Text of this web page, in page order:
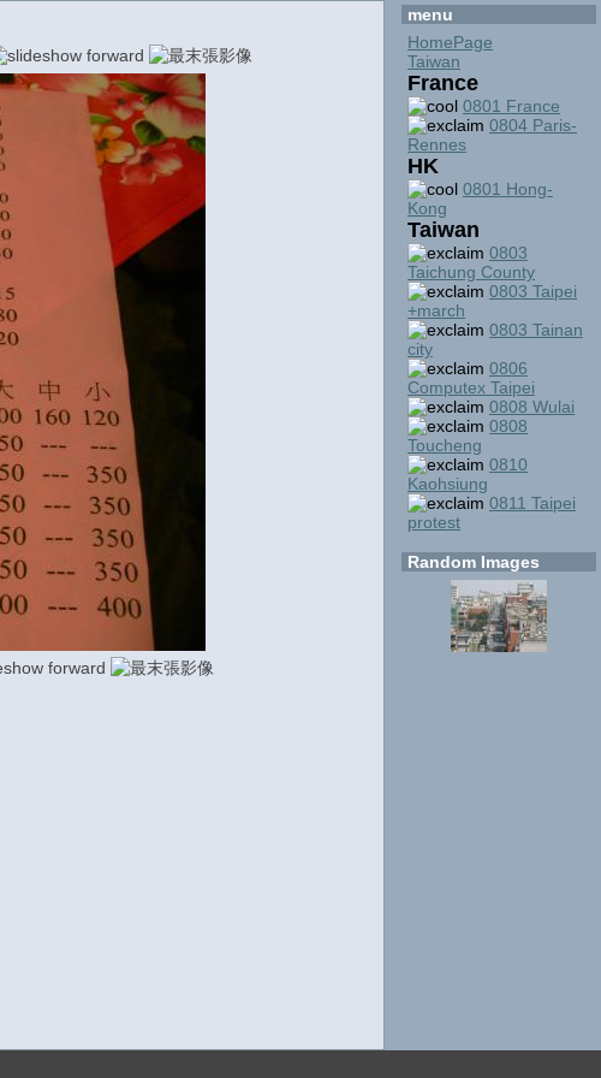
menu
HomePage
Taiwan
France
0801 France
0804 Paris-
Rennes
HK
0801 Hong-
Kong
Taiwan
0803
Taichung County
0803 Taipei
+march
0803 Tainan
city
0806
Computex Taipei
0808 Wulai
0808
Toucheng
0810
Kaohsiung
0811 Taipei
protest
Random Images